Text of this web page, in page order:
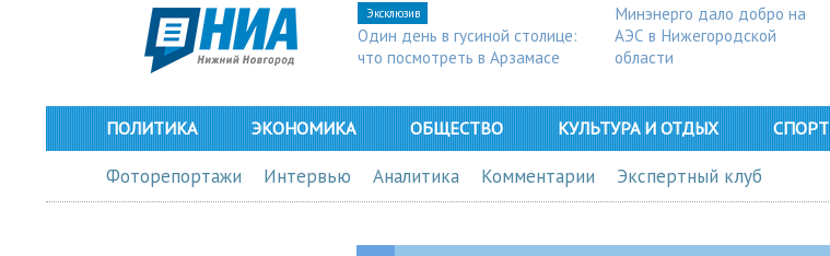
Эксклюзив
Один день в гусиной столице:
что посмотреть в Арзамасе
Минэнерго дало добро на
АЭС в Нижегородской
области
ПОЛИТИКА ЭКОНОМИКА ОБЩЕСТВО КУЛЬТУРА И ОТДЫХ СПОРТ
Фоторепортажи Интервью Аналитика Комментарии Экспертный клуб